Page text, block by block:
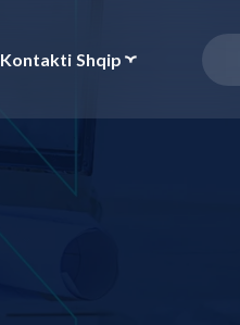
Kontakti Shqip